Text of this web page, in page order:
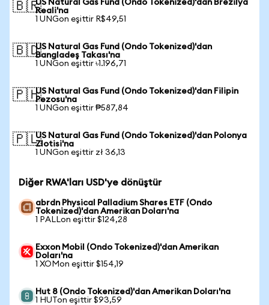
🇧🇷US Natural Gas Fund (Ondo Tokenized)'dan Brezilya
Reali'na
1 UNGon eşittir R$49,51
🇧🇩US Natural Gas Fund (Ondo Tokenized)'dan
Bangladeş Takası'na
1 UNGon eşittir ৳1.196,71
🇵🇭US Natural Gas Fund (Ondo Tokenized)'dan Filipin
Pezosu'na
1 UNGon eşittir ₱587,84
🇵🇱US Natural Gas Fund (Ondo Tokenized)'dan Polonya
Zlotisi'na
1 UNGon eşittir zł 36,13
Diğer RWA'ları USD'ye dönüştür
abrdn Physical Palladium Shares ETF (Ondo
Tokenized)'dan Amerikan Doları'na
1 PALLon eşittir $124,28
Exxon Mobil (Ondo Tokenized)'dan Amerikan
Doları'na
1 XOMon eşittir $154,19
Hut 8 (Ondo Tokenized)'dan Amerikan Doları'na
1 HUTon eşittir $93,59